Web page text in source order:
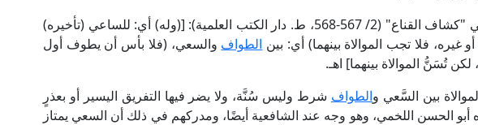
وقال العَلَّامة البُهُوتي الحنبلي في "كشاف القناع" (2/ 567-568، ط. دار الكتب العلمية): [(وله) أي: للساعي (تأخيره)
فلا تجب الموالاة بينهما) أي: بين الطواف والسعي، (فلا بأس أن يطوف أول
تُسَنُّ الموالاة بينهما] اهـ.
بين السَّعي والطواف شرط وليس سُنَّة، ولا يضر فيها التفريق اليسير أو بعذرٍ
أبو الحسن اللخمي، وهو وجه عند الشافعية أيضًا، ومدركهم في ذلك أن السعي يمتاز